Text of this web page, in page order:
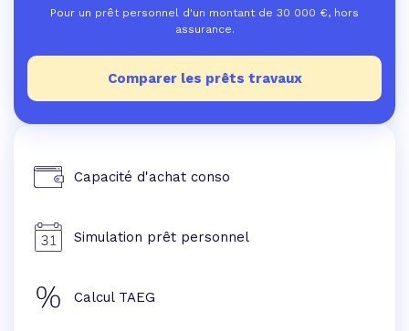
Pour un prêt personnel d'un montant de 30 000 €, hors
assurance.
Comparer les prêts travaux
Capacité d'achat conso
Simulation prêt personnel
Calcul TAEG